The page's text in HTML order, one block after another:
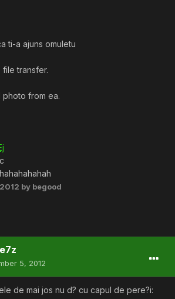
ti-a ajuns omuletu
transfer.
photo from ea.
by begood
5, 2012
de mai jos nu d? cu capul de pere?i: